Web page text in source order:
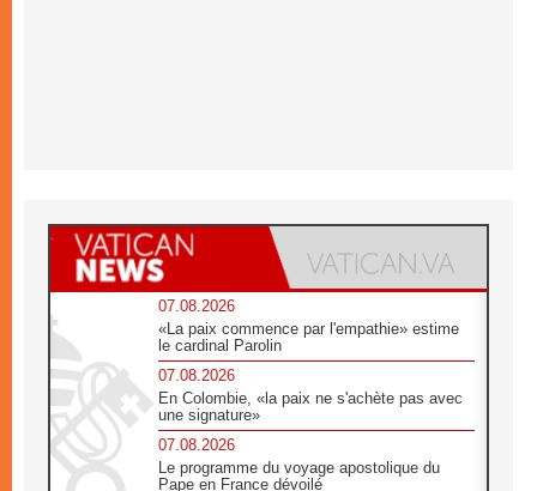
07.08.2026
«La paix commence par l'empathie» estime
le cardinal Parolin
07.08.2026
En Colombie, «la paix ne s'achète pas avec
une signature»
07.08.2026
Le programme du voyage apostolique du
Pape en France dévoilé